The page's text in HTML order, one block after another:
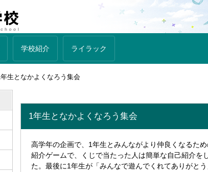
学校紹介 ライラック
生となかよくなろう集会
1年生となかよくなろう集会
高学年の企画で、1年生とみんながより仲良くなるた
紹介ゲームで、くじで当たった人は簡単な自己紹介を
た。最後に1年生が「みんなで遊んでくれてありがと